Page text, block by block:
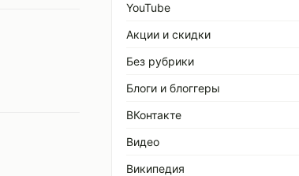
YouTube
Акции и скидки
Без рубрики
Блоги и блоггеры
ВКонтакте
Видео
Википедия